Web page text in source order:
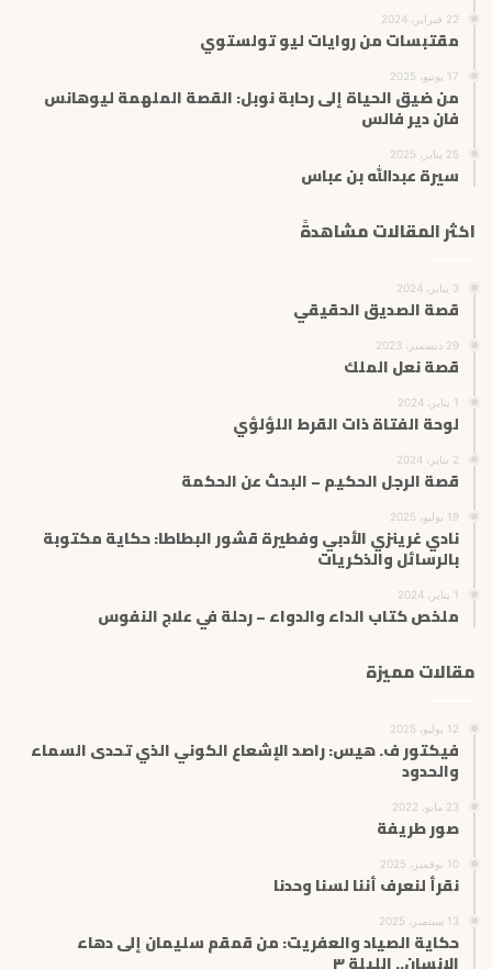
22 فبراير، 2024
مقتبسات من روايات ليو تولستوي
17 يونيو، 2025
من ضيق الحياة إلى رحابة نوبل: القصة الملهمة ليوهانس
فان دير فالس
25 يناير، 2025
سيرة عبدالله بن عباس
اكثر المقالات مشاهدةً
3 يناير، 2024
قصة الصديق الحقيقي
29 ديسمبر، 2023
قصة نعل الملك
1 يناير، 2024
لوحة الفتاة ذات القرط اللؤلؤي
2 يناير، 2024
قصة الرجل الحكيم – البحث عن الحكمة
19 يوليو، 2025
نادي غرينزي الأدبي وفطيرة قشور البطاطا: حكاية مكتوبة
بالرسائل والذكريات
1 يناير، 2024
ملخص كتاب الداء والدواء – رحلة في علاج النفوس
مقالات مميزة
12 يوليو، 2025
فيكتور ف. هيس: راصد الإشعاع الكوني الذي تحدى السماء
والحدود
23 مايو، 2022
صور طريفة
10 نوفمبر، 2025
نقرأ لنعرف أننا لسنا وحدنا
13 سبتمبر، 2025
حكاية الصياد والعفريت: من قمقم سليمان إلى دهاء